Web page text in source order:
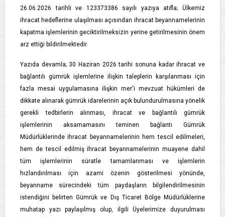
26.06.2026 tarihli ve 123373386 sayılı yazıya atıfla; Ülkemiz
ihracat hedeflerine ulaşılması açısından ihracat beyannamelerinin
kapatma işlemlerinin geciktirilmeksizin yerine getirilmesinin önem
arz ettiği bildirilmektedir.
Yazıda devamla; 30 Haziran 2026 tarihi sonuna kadar ihracat ve
bağlantılı gümrük işlemlerine ilişkin taleplerin karşılanması için
fazla mesai uygulamasına ilişkin mer'i mevzuat hükümleri de
dikkate alınarak gümrük idarelerinin açık bulundurulmasına yönelik
gerekli tedbirlerin alınması, ihracat ve bağlantılı gümrük
işlemlerinin aksamamasını teminen bağlantı Gümrük
Müdürlüklerinde ihracat beyannamelerinin hem tescil edilmeleri,
hem de tescil edilmiş ihracat beyannamelerinin muayene dahil
tüm işlemlerinin süratle tamamlanması ve işlemlerin
hızlandırılması için azami özenin gösterilmesi yönünde,
beyanname sürecindeki tüm paydaşların bilgilendirilmesinin
istendiğini belirten Gümrük ve Dış Ticaret Bölge Müdürlüklerine
muhatap yazı paylaşılmış olup, ilgili Üyelerimize duyurulması